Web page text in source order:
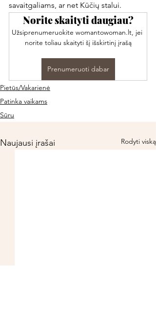
savaitgaliams, ar net Kūčių stalui.
Norite skaityti daugiau?
Užsiprenumeruokite womantowoman.lt, jei
norite toliau skaityti šį išskirtinį įrašą
Prenumeruoti dabar
Pietūs/Vakarienė
Patinka vaikams
Sūru
Naujausi įrašai Rodyti viską